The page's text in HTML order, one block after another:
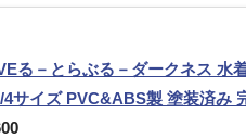
る－とらぶる－ダークネス 水
4サイズ PVC&ABS製 塗装済み